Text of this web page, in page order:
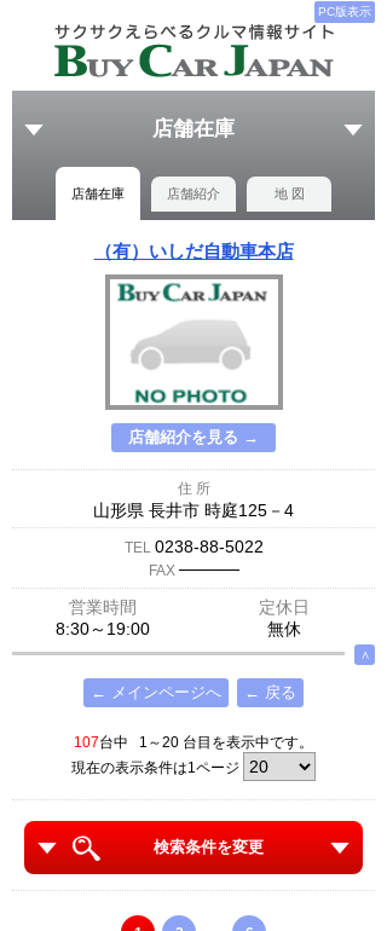
PC版表示
店舗在庫
店舗在庫 店舗紹介 地 図
（有）いしだ自動車本店
店舗紹介を見る →
住 所
山形県 長井市 時庭125－4
TEL 0238-88-5022
FAX ─────
営業時間
定休日
8:30～19:00
無休
∧
← メインページへ ← 戻る
107台中 1～20 台目を表示中です。
現在の表示条件は1ページ
検索条件を変更